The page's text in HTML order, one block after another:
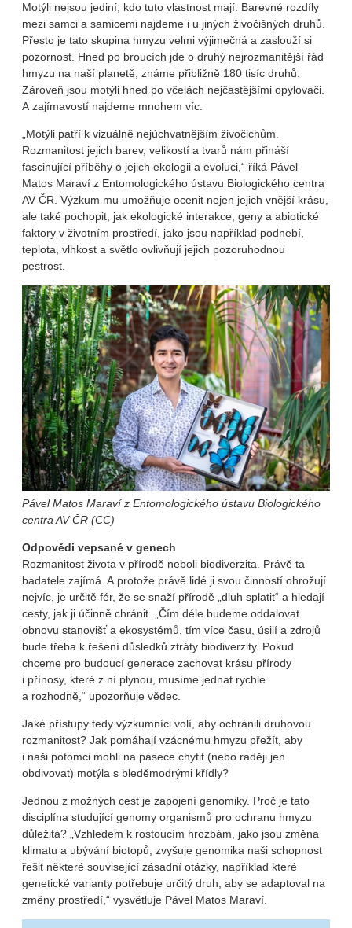
Motýli nejsou jediní, kdo tuto vlastnost mají. Barevné rozdíly
mezi samci a samicemi najdeme i u jiných živočišných druhů.
Přesto je tato skupina hmyzu velmi výjimečná a zaslouží si
pozornost. Hned po broucích jde o druhý nejrozmanitější řád
hmyzu na naší planetě, známe přibližně 180 tisíc druhů.
Zároveň jsou motýli hned po včelách nejčastějšími opylovači.
A zajímavostí najdeme mnohem víc.
„Motýli patří k vizuálně nejúchvatnějším živočichům.
Rozmanitost jejich barev, velikostí a tvarů nám přináší
fascinující příběhy o jejich ekologii a evoluci,“ říká Pável
Matos Maraví z Entomologického ústavu Biologického centra
AV ČR. Výzkum mu umožňuje ocenit nejen jejich vnější krásu,
ale také pochopit, jak ekologické interakce, geny a abiotické
faktory v životním prostředí, jako jsou například podnebí,
teplota, vlhkost a světlo ovlivňují jejich pozoruhodnou
pestrost.
Pável Matos Maraví z Entomologického ústavu Biologického
centra AV ČR (CC)
Odpovědi vepsané v genech
Rozmanitost života v přírodě neboli biodiverzita. Právě ta
badatele zajímá. A protože právě lidé ji svou činností ohrožují
nejvíc, je určitě fér, že se snaží přírodě „dluh splatit“ a hledají
cesty, jak ji účinně chránit. „Čím déle budeme oddalovat
obnovu stanovišť a ekosystémů, tím více času, úsilí a zdrojů
bude třeba k řešení důsledků ztráty biodiverzity. Pokud
chceme pro budoucí generace zachovat krásu přírody
i přínosy, které z ní plynou, musíme jednat rychle
a rozhodně,“ upozorňuje vědec.
Jaké přístupy tedy výzkumníci volí, aby ochránili druhovou
rozmanitost? Jak pomáhají vzácnému hmyzu přežít, aby
i naši potomci mohli na pasece chytit (nebo raději jen
obdivovat) motýla s bleděmodrými křídly?
Jednou z možných cest je zapojení genomiky. Proč je tato
disciplína studující genomy organismů pro ochranu hmyzu
důležitá? „Vzhledem k rostoucím hrozbám, jako jsou změna
klimatu a ubývání biotopů, zvyšuje genomika naši schopnost
řešit některé související zásadní otázky, například které
genetické varianty potřebuje určitý druh, aby se adaptoval na
změny prostředí,“ vysvětluje Pável Matos Maraví.